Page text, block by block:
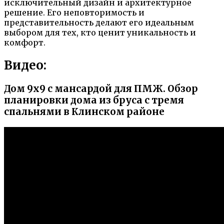
исключительный дизайн и архитектурное
решение. Его неповторимость и
представительность делают его идеальным
выбором для тех, кто ценит уникальность и
комфорт.
Видео:
Дом 9х9 с мансардой для ПМЖ. Обзор
планировки дома из бруса с тремя
спальнями в Клинском районе